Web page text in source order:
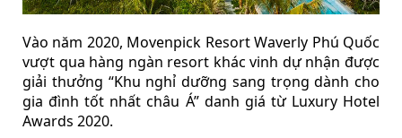
Vào năm 2020, Movenpick Resort Waverly Phú Quốc
vượt qua hàng ngàn resort khác vinh dự nhận được
giải thưởng “Khu nghỉ dưỡng sang trọng dành cho
gia đình tốt nhất châu Á” danh giá từ Luxury Hotel
Awards 2020.